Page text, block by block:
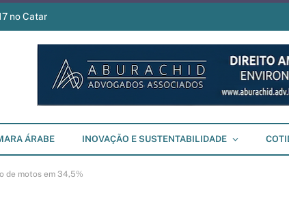
no Catar
ÁRABE INOVAÇÃO E SUSTENTABILIDADE
de motos em 34,5%